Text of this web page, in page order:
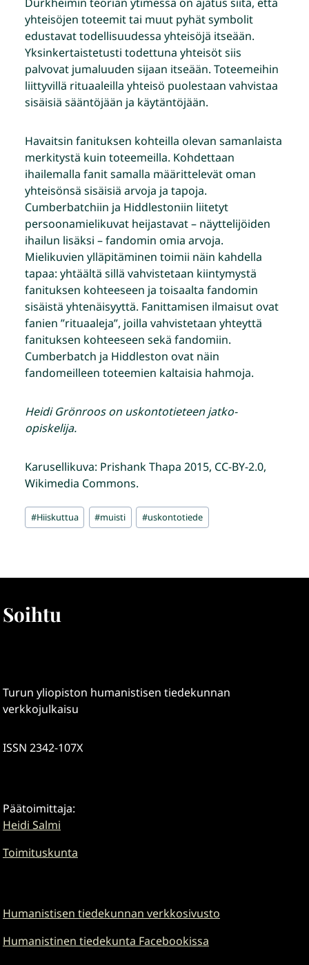
yhteisöjen toteemit tai muut pyhät symbolit
edustavat todellisuudessa yhteisöjä itseään.
Yksinkertaistetusti todettuna yhteisöt siis
palvovat jumaluuden sijaan itseään. Toteemeihin
liittyvillä rituaaleilla yhteisö puolestaan vahvistaa
sisäisiä sääntöjään ja käytäntöjään.
Havaitsin fanituksen kohteilla olevan samanlaista
merkitystä kuin toteemeilla. Kohdettaan
ihailemalla fanit samalla määrittelevät oman
yhteisönsä sisäisiä arvoja ja tapoja.
Cumberbatchiin ja Hiddlestoniin liitetyt
persoonamielikuvat heijastavat – näyttelijöiden
ihailun lisäksi – fandomin omia arvoja.
Mielikuvien ylläpitäminen toimii näin kahdella
tapaa: yhtäältä sillä vahvistetaan kiintymystä
fanituksen kohteeseen ja toisaalta fandomin
sisäistä yhtenäisyyttä. Fanittamisen ilmaisut ovat
fanien ”rituaaleja”, joilla vahvistetaan yhteyttä
fanituksen kohteeseen sekä fandomiin.
Cumberbatch ja Hiddleston ovat näin
fandomeilleen toteemien kaltaisia hahmoja.
Heidi Grönroos on uskontotieteen jatko-
opiskelija.
Karusellikuva: Prishank Thapa 2015, CC-BY-2.0,
Wikimedia Commons.
Avainsanat:
#Hiiskuttua #muisti #uskontotiede
Soihtu
Turun yliopiston humanistisen tiedekunnan
verkkojulkaisu
ISSN 2342-107X
Päätoimittaja:
Heidi Salmi
Toimituskunta
Humanistisen tiedekunnan verkkosivusto
Humanistinen tiedekunta Facebookissa